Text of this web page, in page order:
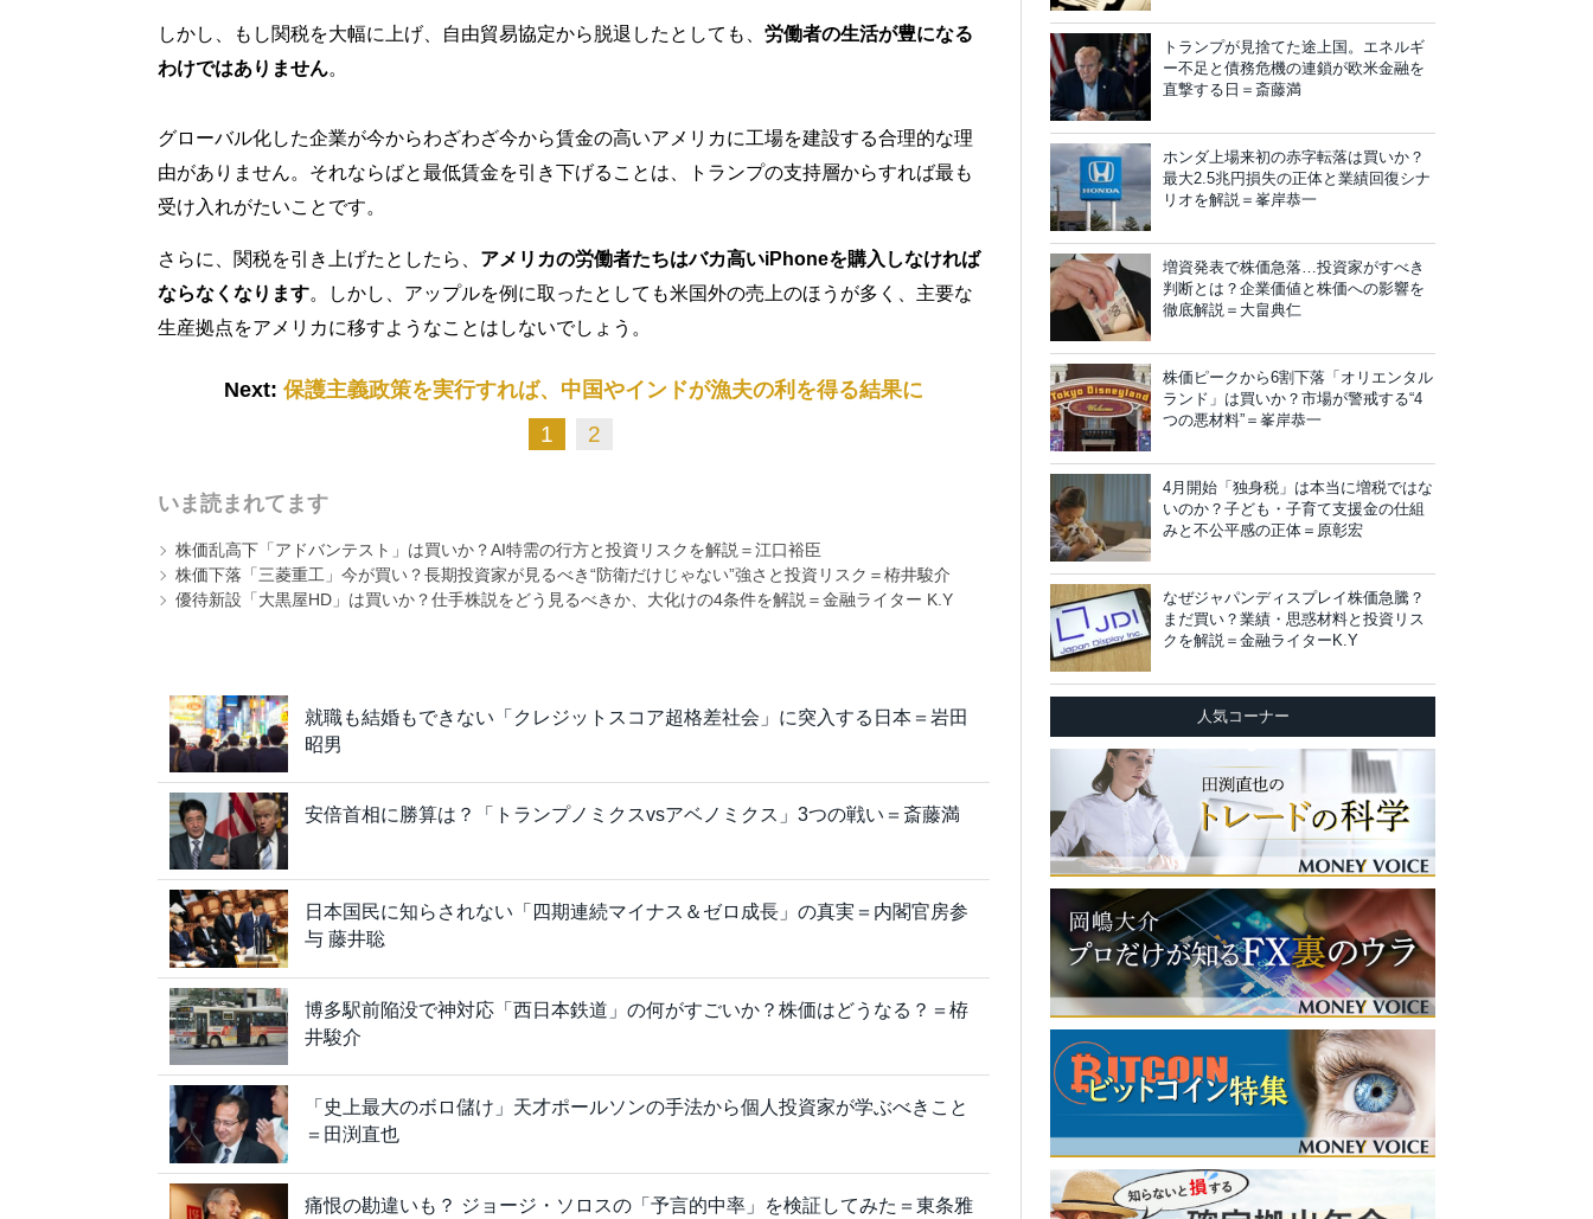
しかし、もし関税を大幅に上げ、自由貿易協定から脱退したとしても、 労働者の生活が豊になる
わけではありません。
グローバル化した企業が今からわざわざ今から賃金の高いアメリカに工場を建設する合理的な理
由がありません。それならばと最低賃金を引き下げることは、トランプの支持層からすれば最も
受け入れがたいことです。
さらに、関税を引き上げたとしたら、 アメリカの労働者たちはバカ高いiPhoneを購入しなければ
ならなくなります。しかし、アップルを例に取ったとしても米国外の売上のほうが多く、主要な
生産拠点をアメリカに移すようなことはしないでしょう。
Next: 保護主義政策を実行すれば、中国やインドが漁夫の利を得る結果に
1 2
いま読まれてます
株価乱高下「アドバンテスト」は買いか？AI特需の行方と投資リスクを解説＝江口裕臣
株価下落「三菱重工」今が買い？長期投資家が見るべき“防衛だけじゃない”強さと投資リスク＝栫井駿介
優待新設「大黒屋HD」は買いか？仕手株説をどう見るべきか、大化けの4条件を解説＝金融ライター K.Y
就職も結婚もできない「クレジットスコア超格差社会」に突入する日本＝岩田
昭男
安倍首相に勝算は？「トランプノミクスvsアベノミクス」3つの戦い＝斎藤満
日本国民に知らされない「四期連続マイナス＆ゼロ成長」の真実＝内閣官房参
与 藤井聡
博多駅前陥没で神対応「西日本鉄道」の何がすごいか？株価はどうなる？＝栫
井駿介
「史上最大のボロ儲け」天才ポールソンの手法から個人投資家が学ぶべきこと
＝田渕直也
痛恨の勘違いも？ ジョージ・ソロスの「予言的中率」を検証してみた＝東条雅
トランプが見捨てた途上国。エネルギ
ー不足と債務危機の連鎖が欧米金融を
直撃する日＝斎藤満
ホンダ上場来初の赤字転落は買いか？
最大2.5兆円損失の正体と業績回復シナ
リオを解説＝峯岸恭一
増資発表で株価急落…投資家がすべき
判断とは？企業価値と株価への影響を
徹底解説＝大畠典仁
株価ピークから6割下落「オリエンタル
ランド」は買いか？市場が警戒する“4
つの悪材料”＝峯岸恭一
4月開始「独身税」は本当に増税ではな
いのか？子ども・子育て支援金の仕組
みと不公平感の正体＝原彰宏
なぜジャパンディスプレイ株価急騰？
まだ買い？業績・思惑材料と投資リス
クを解説＝金融ライターK.Y
人気コーナー